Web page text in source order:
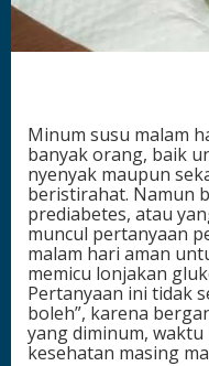
Minum susu malam
banyak orang, baik
nyenyak maupun
beristirahat. Namun
prediabetes, atau
muncul pertanyaan
malam hari aman
memicu lonjakan
Pertanyaan ini tidak
boleh”, karena
yang diminum,
kesehatan masing